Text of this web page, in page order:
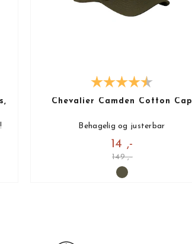
Chevalier Camden Cotton Cap
Behagelig og justerbar
14 ,-
149 ,-